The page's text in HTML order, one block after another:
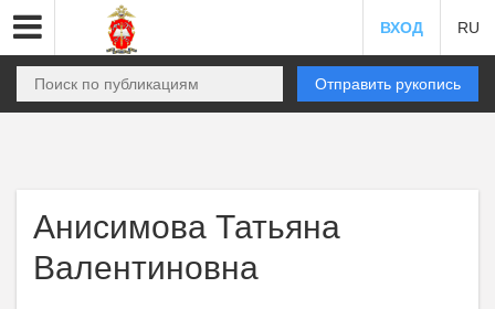
ВХОД RU
Отправить рукопись
Анисимова Татьяна
Валентиновна